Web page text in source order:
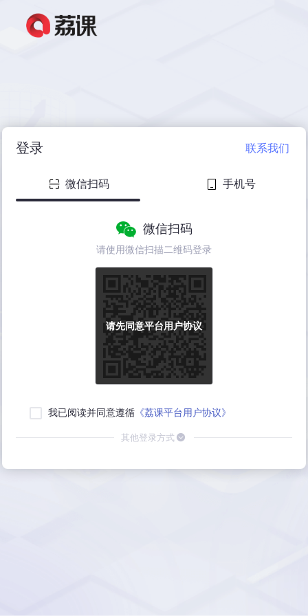
登录 联系我们
微信扫码 手机号
微信扫码
请使用微信扫描二维码登录
请先同意平台用户协议
我已阅读并同意遵循 《荔课平台用户协议》
其他登录方式